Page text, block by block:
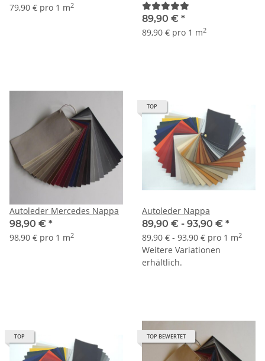
79,90 € pro 1 m2
89,90 € *
89,90 € pro 1 m2
Autoleder Mercedes Nappa
98,90 € *
98,90 € pro 1 m2
TOP
Autoleder Nappa
89,90 € - 93,90 € *
89,90 € - 93,90 € pro 1 m2
Weitere Variationen
erhältlich.
TOP TOP BEWERTET